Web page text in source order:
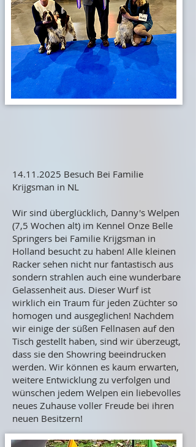
14.11.2025 Besuch Bei Familie
Krijgsman in NL
Wir sind überglücklich, Danny's Welpen
(7,5 Wochen alt) im Kennel Onze Belle
Springers bei Familie Krijgsman in
Holland besucht zu haben! Alle kleinen
Racker sehen nicht nur fantastisch aus
sondern strahlen auch eine wunderbare
Gelassenheit aus. Dieser Wurf ist
wirklich ein Traum für jeden Züchter so
homogen und ausgeglichen! Nachdem
wir einige der süßen Fellnasen auf den
Tisch gestellt haben, sind wir überzeugt,
dass sie den Showring beeindrucken
werden. Wir können es kaum erwarten,
weitere Entwicklung zu verfolgen und
wünschen jedem Welpen ein liebevolles
neues Zuhause voller Freude bei ihren
neuen Besitzern!